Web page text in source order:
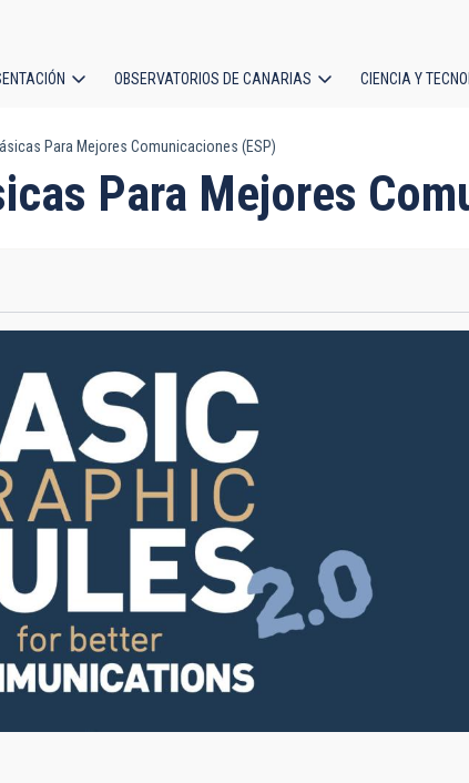
OBSERVATORIOS DE CANARIAS CIENCIA Y
Para Mejores Comunicaciones (ESP)
Para Mejores